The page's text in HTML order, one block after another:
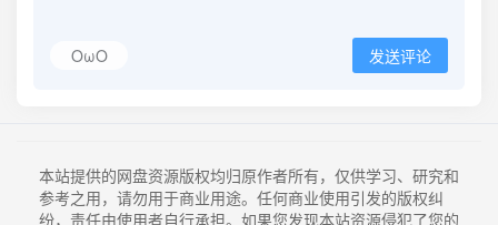
OωO 发送评论
本站提供的网盘资源版权均归原作者所有，仅供学习、研究和
参考之用，请勿用于商业用途。任何商业使用引发的版权纠
纷，责任由使用者自行承担。如果您发现本站资源侵犯了您的